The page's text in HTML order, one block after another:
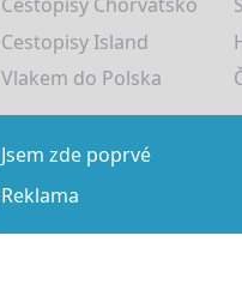
Cestopisy Island
Vlakem do Polska
Jsem zde poprvé
Reklama